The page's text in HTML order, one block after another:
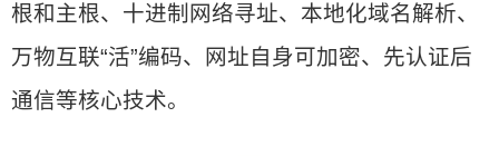
根和主根、十进制网络寻址、本地化域名解析、
万物互联“活”编码、网址自身可加密、先认证后
通信等核心技术。